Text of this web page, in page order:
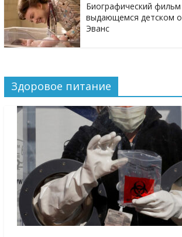
Биографический
выдающемся детском
Эванс
Здоровое питание